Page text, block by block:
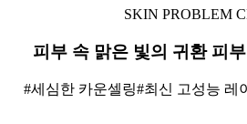
SKIN PROBLEM
피부 속 맑은 빛의 귀환 피
#세심한 카운셀링#최신 고성능 레